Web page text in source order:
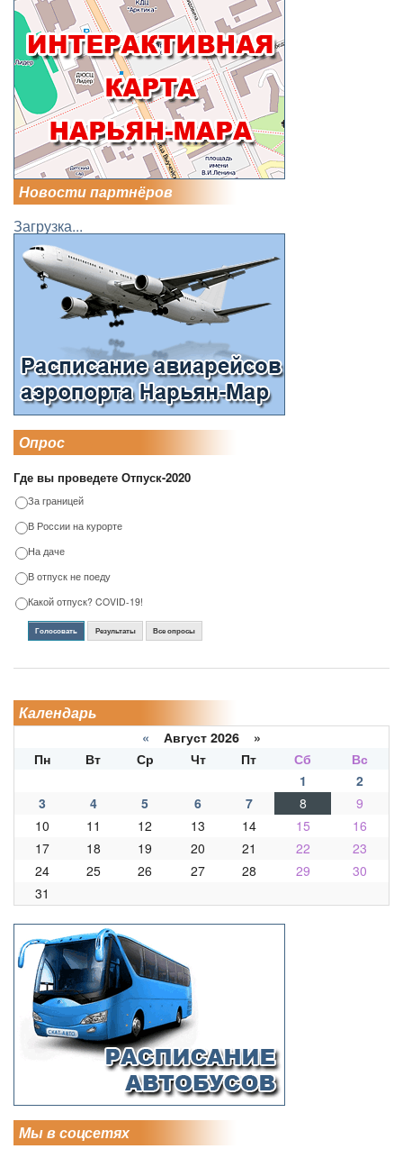
Новости партнёров
Загрузка...
Опрос
Где вы проведете Отпуск-2020
За границей
В России на курорте
На даче
В отпуск не поеду
Какой отпуск? COVID-19!
Голосовать Результаты Все опросы
Календарь
« Август 2026 »
Пн
Вт Ср Чт Пт Сб
Вс
1
2
3
4 5 6 7 8
9
10
11 12 13 14 15
16
17
18 19 20 21 22
23
24
25 26 27 28 29
30
31
Мы в соцсетях